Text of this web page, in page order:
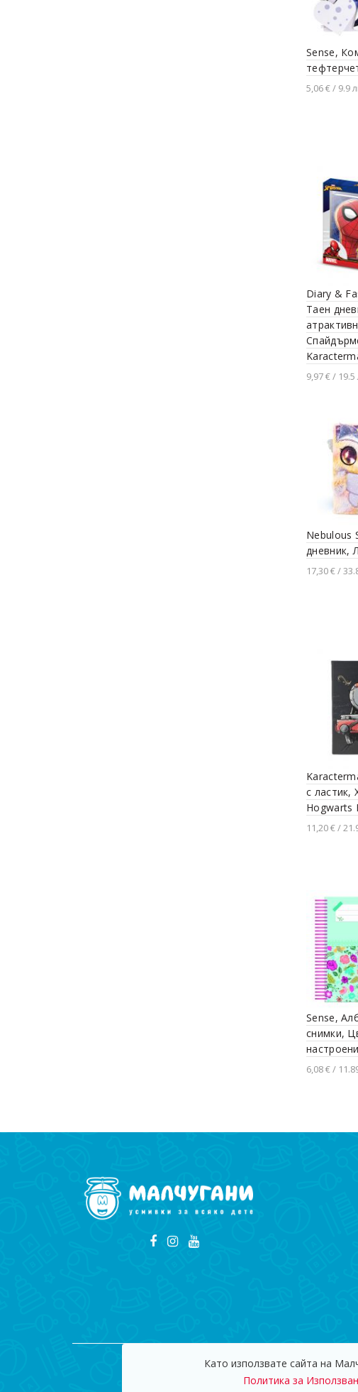
Като използвате сайта на
Политика за
Sense,
5,06 € / 9.9
Diary &
Таен
9,97 € / 19.5
Nebulous
дневник,
17,30 € /
с ластик,
Hogwarts
11,20 € /
Sense,
снимки,
6,08 € /
© 2009 - 2018